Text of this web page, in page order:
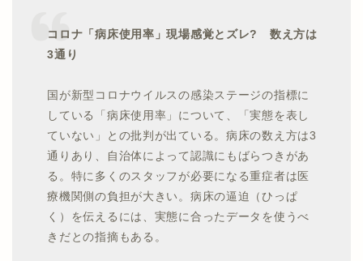
コロナ「病床使用率」現場感覚とズレ? 数え方は
3通り
国が新型コロナウイルスの感染ステージの指標に
している「病床使用率」について、「実態を表し
ていない」との批判が出ている。病床の数え方は3
通りあり、自治体によって認識にもばらつきがあ
る。特に多くのスタッフが必要になる重症者は医
療機関側の負担が大きい。病床の逼迫（ひっぱ
く）を伝えるには、実態に合ったデータを使うべ
きだとの指摘もある。